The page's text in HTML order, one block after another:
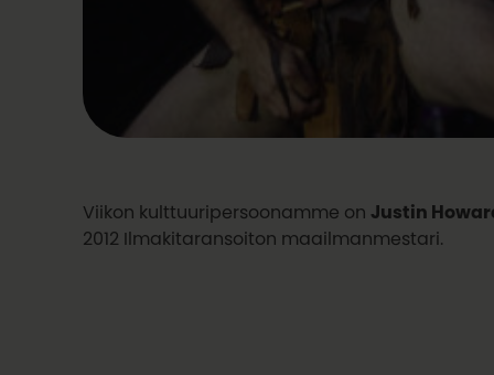
Viikon kulttuuripersoonamme on Justin
2012 Ilmakitaransoiton maailmanmestari.